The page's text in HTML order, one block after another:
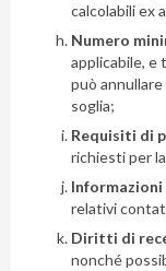
calcolabili ex
Numero
applicabile, e
può
soglia;
Requisiti di
richiesti per
Informazioni
relativi
Diritti di
nonché